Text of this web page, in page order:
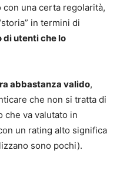
una certa regolarità,
in termini di
di utenti che lo
abbastanza valido,
che non si tratta di
che va valutato in
un rating alto significa
sono pochi).